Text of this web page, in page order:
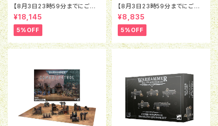
【8月3日23時59分までにご予
約で5％OFF】ウォーハンマー4
0K：アストラ・ミリタルム：ベイン
ブレイド
¥18,145
5%OFF
【8月3日23時59分までにご予
約で5％OFF】ウォーハンマー4
0K：インペリアル・エージェン
ト：エグザクション・スカッド
¥8,835
5%OFF